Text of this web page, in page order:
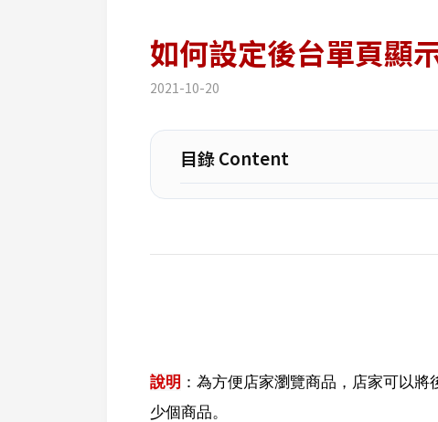
如何設定後台單頁顯
2021-10-20
目錄 Content
說明 ：為方便店家瀏覽商品，店家可以
少個商品。